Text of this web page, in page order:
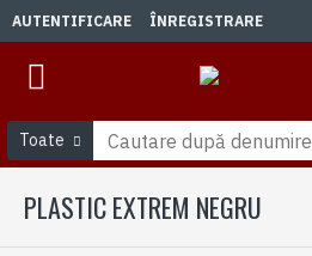
AUTENTIFICARE ÎNREGISTRARE
Toate
PLASTIC EXTREM NEGRU